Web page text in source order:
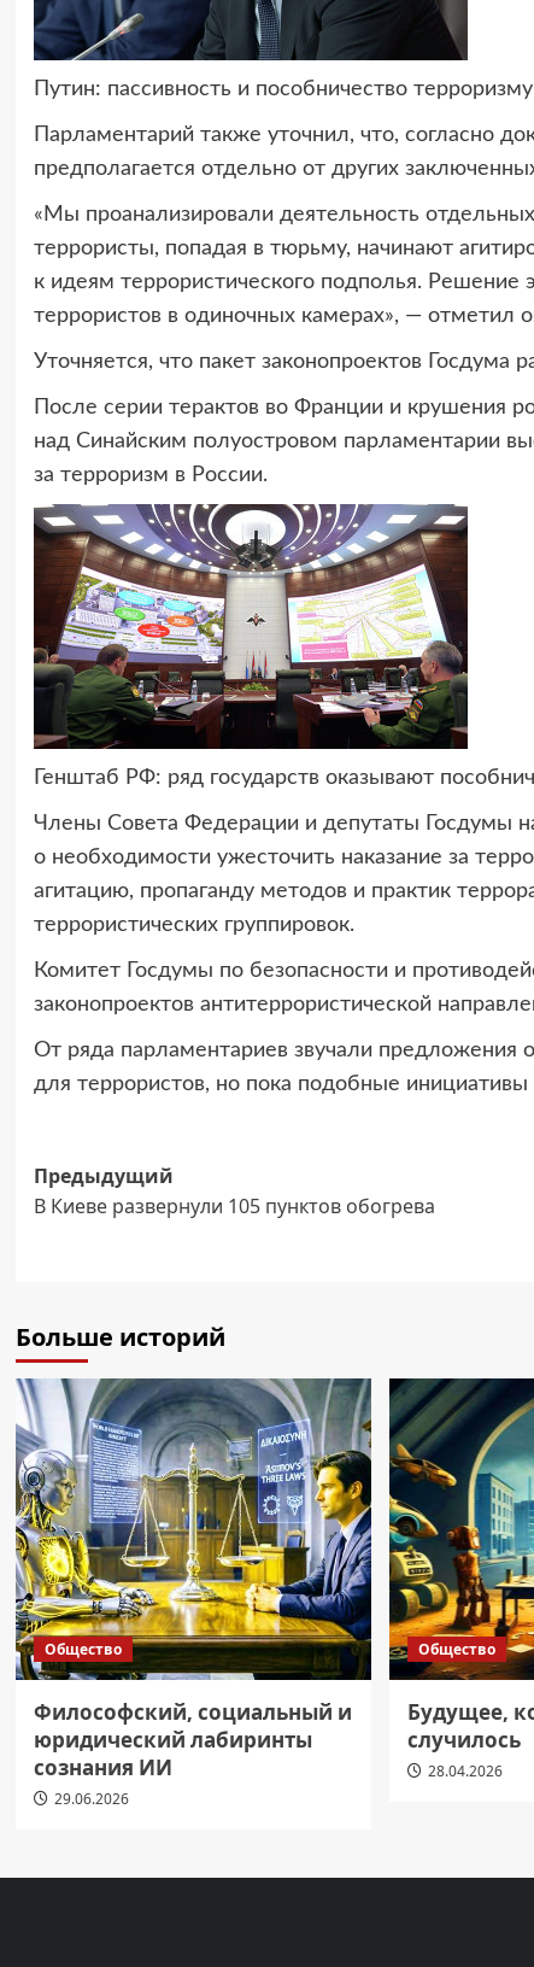
Путин: пассивность и пособничество
Парламентарий также уточнил, что, согласно
предполагается отдельно от других
«Мы проанализировали деятельность
террористы, попадая в тюрьму, начинают
к идеям террористического подполья.
террористов в одиночных камерах», — отметил
Уточняется, что пакет законопроектов Госдума
После серии терактов во Франции и крушения
над Синайским полуостровом парламентарии
за терроризм в России.
Генштаб РФ: ряд государств оказывают
Члены Совета Федерации и депутаты Госдумы
о необходимости ужесточить наказание за
агитацию, пропаганду методов и практик
террористических группировок.
Комитет Госдумы по безопасности и
законопроектов антитеррористической
От ряда парламентариев звучали предложения
для террористов, но пока подобные
Навигация
записи
Предыдущий
В Киеве развернули 105 пунктов обогрева
Больше историй
Общество
Философский, социальный и
юридический лабиринты
сознания ИИ
29.06.2026
Общество
Будущее,
случилось
28.04.2026